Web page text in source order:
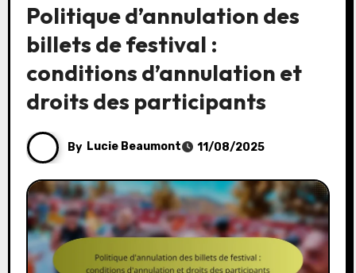
Politique d’annulation des
billets de festival :
conditions d’annulation et
droits des participants
By Lucie Beaumont 11/08/2025